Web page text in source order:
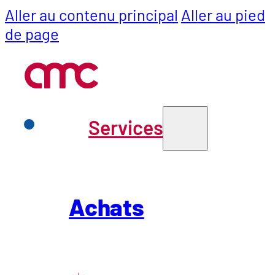
Aller au contenu principal Aller au pied
de page
Services
Achats
Services
Achats
SCM